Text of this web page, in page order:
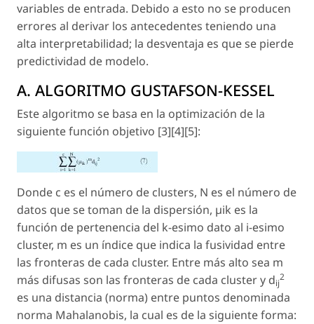
variables de entrada. Debido a esto no se producen
errores al derivar los antecedentes teniendo una
alta interpretabilidad; la desventaja es que se pierde
predictividad de modelo.
A. ALGORITMO GUSTAFSON-KESSEL
Este algoritmo se basa en la optimización de la
siguiente función objetivo [3][4][5]:
Donde c es el número de clusters, N es el número de
datos que se toman de la dispersión, µik es la
función de pertenencia del k-esimo dato al i-esimo
cluster, m es un índice que indica la fusividad entre
las fronteras de cada cluster. Entre más alto sea m
más difusas son las fronteras de cada cluster y dij
2
es una distancia (norma) entre puntos denominada
norma Mahalanobis, la cual es de la siguiente forma: